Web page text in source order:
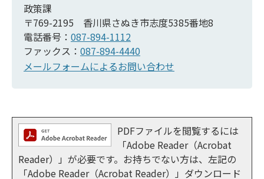
政策課
〒769-2195 香川県さぬき市志度5385番地8
電話番号： 087-894-1112
ファックス： 087-894-4440
メールフォームによるお問い合わせ
PDFファイルを閲覧するには
「Adobe Reader（Acrobat
Reader）」が必要です。お持ちでない方は、左記の
「Adobe Reader（Acrobat Reader）」ダウンロード